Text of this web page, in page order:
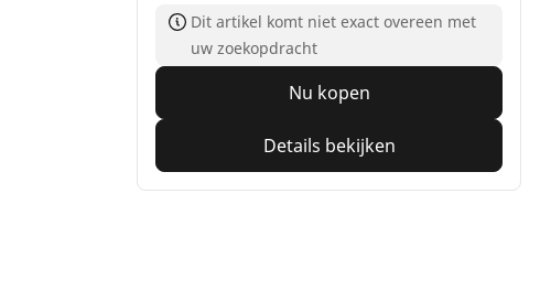
Dit artikel komt niet exact overeen met
uw zoekopdracht
Nu kopen
Details bekijken